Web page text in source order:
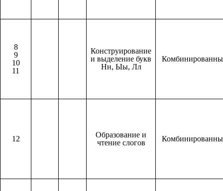
8
9
10
11
Конструирование
и выделение букв
Нн, Ыы, Лл
12
Образование и
чтение слогов